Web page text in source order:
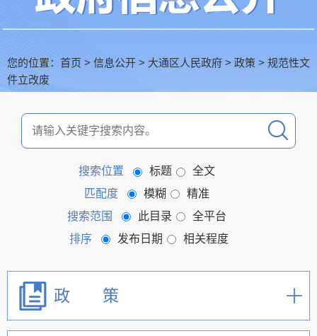
您的位置： 首页 > 信息公开 > 大通区人民政府 > 政策 > 规范性文
件立改废
搜索位置 标题
全文
匹配度
模糊
精准
搜索范围
此目录
全平台
排序
发布日期 相关程度
政 策